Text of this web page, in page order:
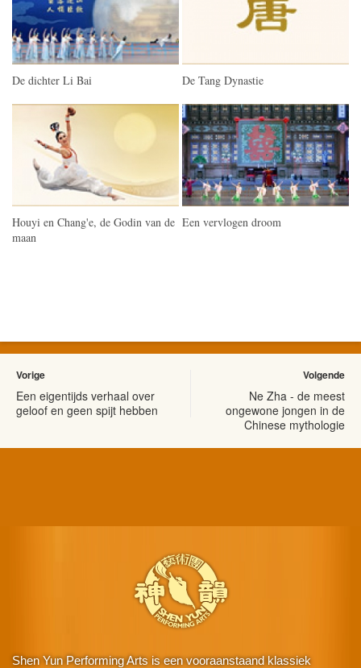
De dichter Li Bai De Tang Dynastie
Houyi en Chang'e, de Godin van de
maan
Een vervlogen droom
Vorige
Een eigentijds verhaal over
geloof en geen spijt hebben
Volgende
Ne Zha - de meest
ongewone jongen in de
Chinese mythologie
Shen Yun Performing Arts is een vooraanstaand klassiek